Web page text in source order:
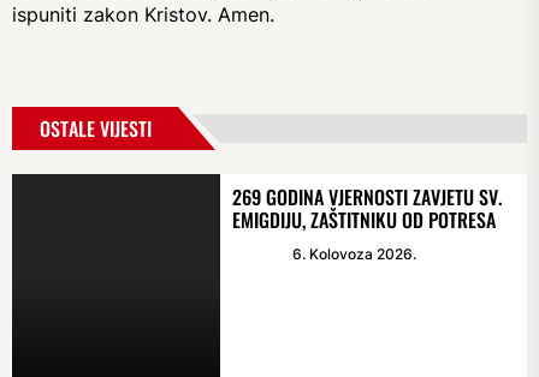
ispuniti zakon Kristov. Amen.
OSTALE VIJESTI
269 GODINA VJERNOSTI ZAVJETU SV.
EMIGDIJU, ZAŠTITNIKU OD POTRESA
6. Kolovoza 2026.